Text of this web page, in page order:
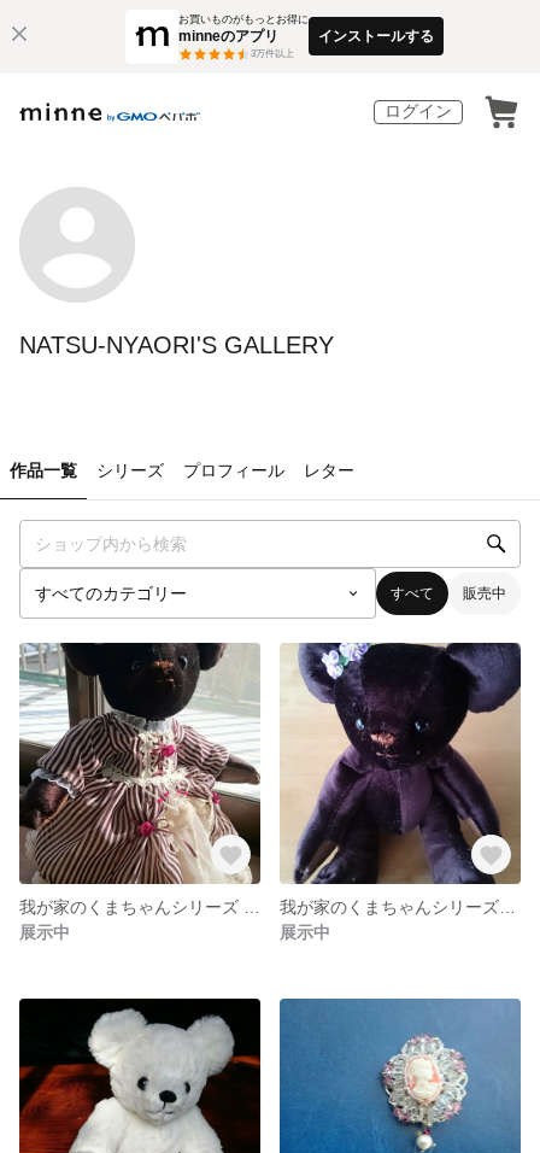
お買いものがもっとお得に
minneのアプリ
3万件以上
インストールする
ログイン
NATSU-NYAORI'S GALLERY
作品一覧 シリーズ プロフィール レター
すべて 販売中
展示中
展示中